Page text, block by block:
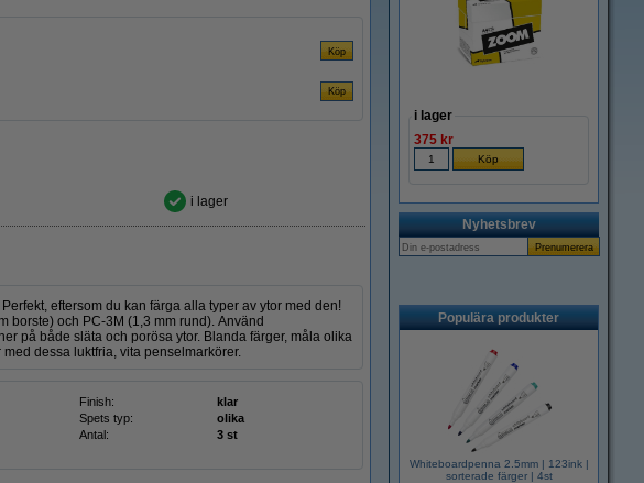
i lager
eftersom du kan färga alla typer av ytor med den!
borste) och PC-3M (1,3 mm rund). Använd
på både släta och porösa ytor. Blanda färger, måla olika
dessa luktfria, vita penselmarkörer.
Finish:
klar
Spets typ:
olika
Antal:
3 st
i lager
375 kr
Nyhetsbrev
Populära produkter
Whiteboardpenna 2.5mm | 123ink |
sorterade färger | 4st